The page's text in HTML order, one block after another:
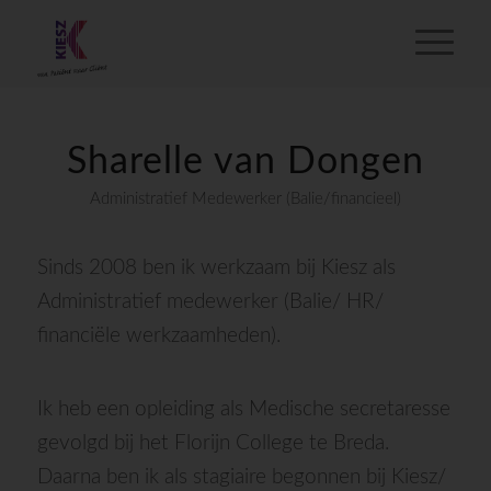
Sharelle van Dongen
Administratief Medewerker (Balie/financieel)
Sinds 2008 ben ik werkzaam bij Kiesz als
Administratief medewerker (Balie/ HR/
financiële werkzaamheden).
Ik heb een opleiding als Medische secretaresse
gevolgd bij het Florijn College te Breda.
Daarna ben ik als stagiaire begonnen bij Kiesz/